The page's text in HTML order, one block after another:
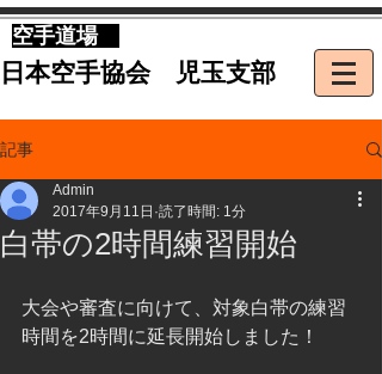
​空手道場
​日本空手協会 児玉支部
記事
白帯の2時間練習開始
Admin
2017年9月11日 読了時間: 1分
大会や審査に向けて、対象白帯の練習
時間を2時間に延長開始しました！